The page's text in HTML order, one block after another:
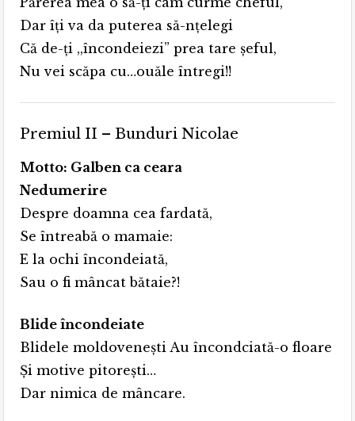
Dar îți va da puterea să-nțelegi
Că de-ți ,,încondeiezi” prea tare șeful,
Nu vei scăpa cu…ouăle întregi!!
Premiul II – Bunduri Nicolae
Motto: Galben ca ceara
Nedumerire
Despre doamna cea fardată,
Se întreabă o mamaie:
E la ochi încondeiată,
Sau o fi mâncat bătaie?!
Blide încondeiate
Blidele moldoveneşti Au încondciată-o floare
Şi motive pitoreşti…
Dar nimica de mâncare.